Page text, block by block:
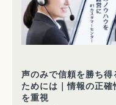
声のみで信頼を勝ち得
ためには｜情報の正確
を重視